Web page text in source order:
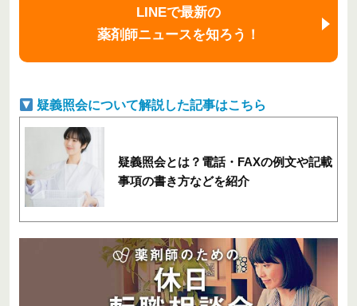
LINEで最新の
薬剤師ニュースを知ろう！
疑義照会について解説した記事はこちら
疑義照会とは？電話・FAXの例文や記載
事項の書き方などを紹介